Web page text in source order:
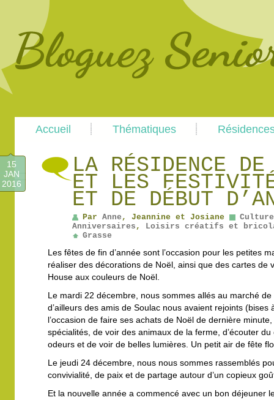
menuAccueil Thématiques
LA RÉSIDENCE DE
ET LES
ET DE DÉBUT
15
JAN
2016
Par Anne , Jeannine et Josiane
Culture
Anniversaires , Loisirs créatifs et
Grasse
Les fêtes de fin d’année sont l’occasion pour les petites
réaliser des décorations de Noël, ainsi que des cartes
House aux couleurs de Noël.
Le mardi 22 décembre, nous sommes allés au marché
d’ailleurs des amis de Soulac nous avaient rejoints (bises
l’occasion de faire ses achats de Noël de dernière
spécialités, de voir des animaux de la ferme, d’écouter
odeurs et de voir de belles lumières. Un petit air de fête
Le jeudi 24 décembre, nous nous sommes rassemblés
convivialité, de paix et de partage autour d’un copieux
Et la nouvelle année a commencé avec un bon déjeuner